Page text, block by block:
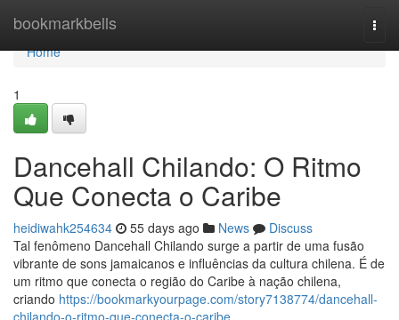
bookmarkbells
Home
Home
1
Dancehall Chilando: O Ritmo
Que Conecta o Caribe
heidiwahk254634 55 days ago News
Discuss
Tal fenômeno Dancehall Chilando surge a partir de uma fusão
vibrante de sons jamaicanos e influências da cultura chilena. É de
um ritmo que conecta o região do Caribe à nação chilena,
criando https://bookmarkyourpage.com/story7138774/dancehall-
chilando-o-ritmo-que-conecta-o-caribe